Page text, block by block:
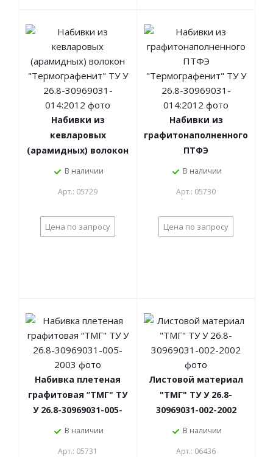
Набивки из
кевларовых
(арамидных) волокон
"Термографенит" ТУ
014:2012
В наличии
Арт.: 05729
Цена по запросу
Набивки из
графитонаполненного
ПТФЭ
"Термографенит" ТУ
014:2012
В наличии
Арт.: 05730
Цена по запросу
Набивка плетеная
графитовая “ТМГ" ТУ
У 26.8-30969031-005-
2003
В наличии
Арт.: 05731
Листовой материал
"ТМГ" ТУ У 26.8-
30969031-002-2002
В наличии
Арт.: 06436